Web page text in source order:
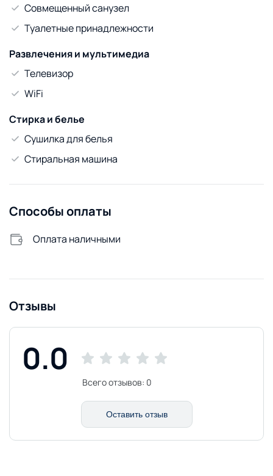
Совмещенный санузел
Туалетные принадлежности
Развлечения и мультимедиа
Телевизор
WiFi
Стирка и белье
Сушилка для белья
Стиральная машина
Способы оплаты
Оплата наличными
Отзывы
0.0
Всего отзывов: 0
Оставить отзыв